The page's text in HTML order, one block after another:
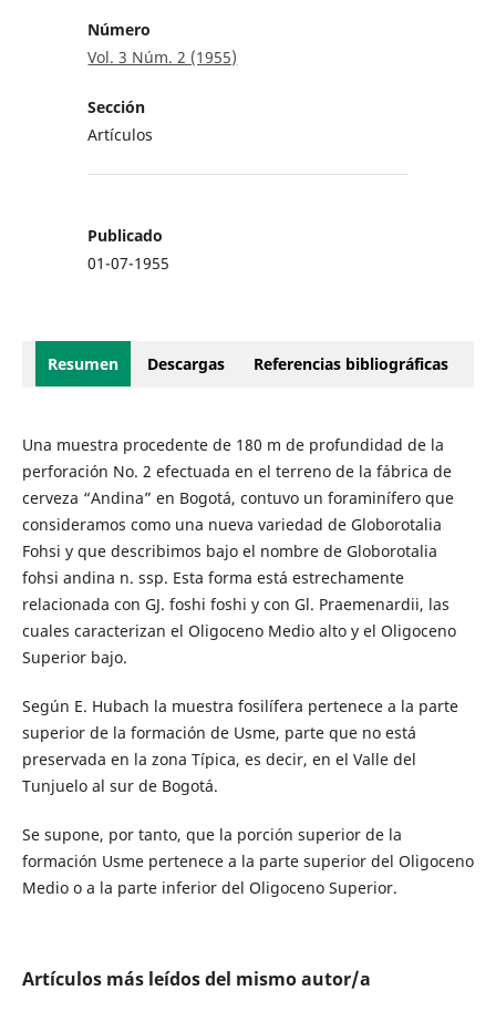
Número
Vol. 3 Núm. 2 (1955)
Sección
Artículos
Publicado
01-07-1955
Resumen Descargas Referencias bibliográficas
Una muestra procedente de 180 m de profundidad de la
perforación No. 2 efectuada en el terreno de la fábrica de
cerveza “Andina” en Bogotá, contuvo un foraminífero que
consideramos como una nueva variedad de Globorotalia
Fohsi y que describimos bajo el nombre de Globorotalia
fohsi andina n. ssp. Esta forma está estrechamente
relacionada con GJ. foshi foshi y con Gl. Praemenardii, las
cuales caracterizan el Oligoceno Medio alto y el Oligoceno
Superior bajo.
Según E. Hubach la muestra fosilífera pertenece a la parte
superior de la formación de Usme, parte que no está
preservada en la zona Típica, es decir, en el Valle del
Tunjuelo al sur de Bogotá.
Se supone, por tanto, que la porción superior de la
formación Usme pertenece a la parte superior del Oligoceno
Medio o a la parte inferior del Oligoceno Superior.
Artículos más leídos del mismo autor/a